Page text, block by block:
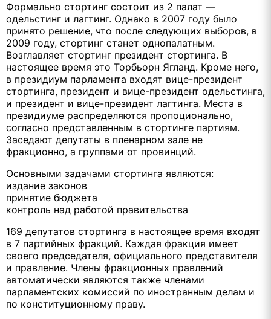
Формально стортинг состоит из 2 палат —
одельстинг и лагтинг. Однако в 2007 году было
принято решение, что после следующих выборов, в
2009 году, стортинг станет однопалатным.
Возглавляет стортинг президент стортинга. В
настоящее время это Торбьорн Ягланд. Кроме него,
в президиум парламента входят вице-президент
стортинга, президент и вице-президент одельстинга,
и президент и вице-президент лагтинга. Места в
президиуме распределяются пропоционально,
согласно представленным в стортинге партиям.
Заседают депутаты в пленарном зале не
фракционно, а группами от провинций.
Основными задачами стортинга являются:
издание законов
принятие бюджета
контроль над работой правительства
169 депутатов стортинга в настоящее время входят
в 7 партийных фракций. Каждая фракция имеет
своего председателя, официального представителя
и правление. Члены фракционных правлений
автоматически являются также членами
парламентских комиссий по иностранным делам и
по конституционному праву.